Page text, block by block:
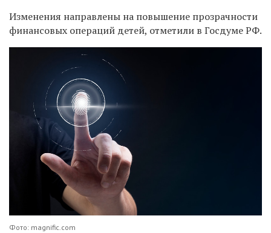
Изменения направлены на повышение прозрачности
финансовых операций детей, отметили в Госдуме РФ.
Фото: magnific.com